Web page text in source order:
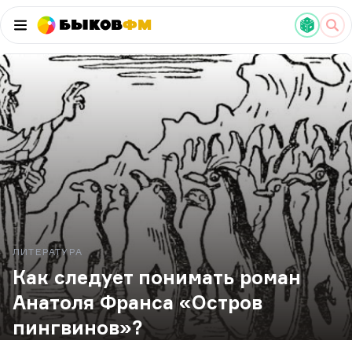
БыковФМ
ЛИТЕРАТУРА
Как следует понимать роман
Анатоля Франса «Остров
пингвинов»?